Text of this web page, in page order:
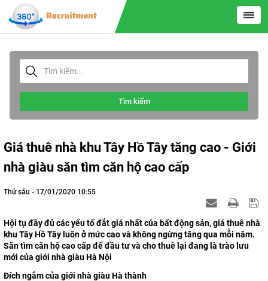
Tìm kiếm
Giá thuê nhà khu Tây Hồ Tây tăng cao - Giới
nhà giàu săn tìm căn hộ cao cấp
Thứ sáu - 17/01/2020 10:55
Hội tụ đầy đủ các yếu tố đắt giá nhất của bất động sản, giá thuê nhà
khu Tây Hồ Tây luôn ở mức cao và không ngừng tăng qua mỗi năm.
Săn tìm căn hộ cao cấp để đầu tư và cho thuê lại đang là trào lưu
mới của giới nhà giàu Hà Nội
Đích ngắm của giới nhà giàu Hà thành